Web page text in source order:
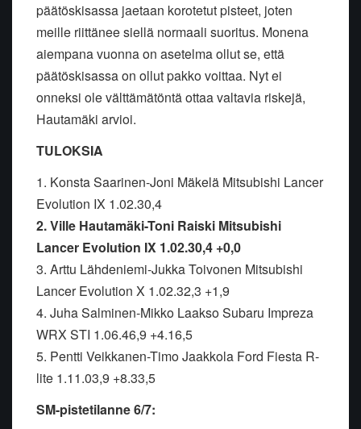
päätöskisassa jaetaan korotetut pisteet, joten
meille riittänee siellä normaali suoritus. Monena
aiempana vuonna on asetelma ollut se, että
päätöskisassa on ollut pakko voittaa. Nyt ei
onneksi ole välttämätöntä ottaa valtavia riskejä,
Hautamäki arvioi.
TULOKSIA
1. Konsta Saarinen-Joni Mäkelä Mitsubishi Lancer
Evolution IX 1.02.30,4
2. Ville Hautamäki-Toni Raiski Mitsubishi
Lancer Evolution IX 1.02.30,4 +0,0
3. Arttu Lähdeniemi-Jukka Toivonen Mitsubishi
Lancer Evolution X 1.02.32,3 +1,9
4. Juha Salminen-Mikko Laakso Subaru Impreza
WRX STI 1.06.46,9 +4.16,5
5. Pentti Veikkanen-Timo Jaakkola Ford Fiesta R-
lite 1.11.03,9 +8.33,5
SM-pistetilanne 6/7: